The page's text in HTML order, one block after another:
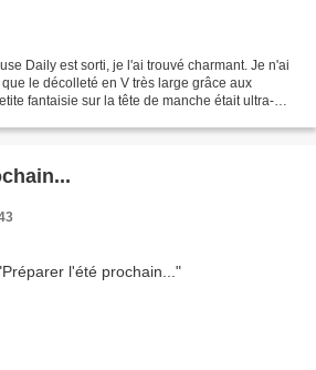
Daily est sorti, je l'ai trouvé charmant. Je n'ai
le décolleté en V très large grâce aux
fantaisie sur la tête de manche était ultra-